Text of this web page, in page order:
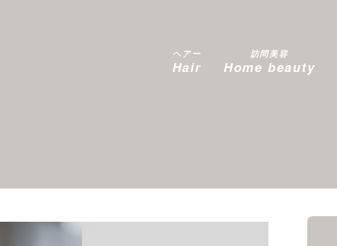
ヘアー
Hair
訪問美容
Home beauty